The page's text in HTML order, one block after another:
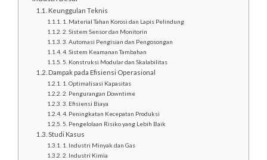
Keunggulan Teknis
1. Material Tahan Korosi dan Lapis Pelindung
2. Sistem Sensor dan Monitorin
3. Automasi Pengisian dan Pengosongan
4. Sistem Keamanan Tambahan
5. Konstruksi Modular dan Skalabilitas
Dampak pada Efisiensi Operasional
1. Optimalisasi Kapasitas
2. Pengurangan Downtime
3. Efisiensi Biaya
4. Peningkatan Kecepatan Produksi
5. Pengelolaan Risiko yang Lebih Baik
Studi Kasus
1. Industri Minyak dan Gas
2. Industri Kimia